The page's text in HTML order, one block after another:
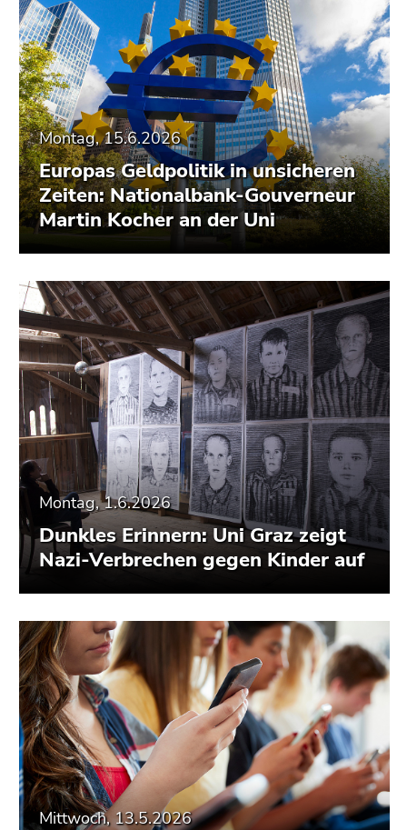
Montag, 15.6.2026
Europas Geldpolitik in unsicheren
Zeiten: Nationalbank-Gouverneur
Martin Kocher an der Uni
Montag, 1.6.2026
Dunkles Erinnern: Uni Graz zeigt
Nazi-Verbrechen gegen Kinder auf
Mittwoch, 13.5.2026